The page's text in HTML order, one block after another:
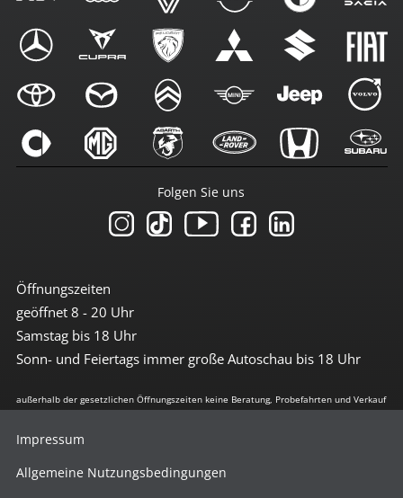
Öffnungszeiten
geöffnet 8 - 20 Uhr
Samstag bis 18 Uhr
Sonn- und Feiertags immer große Autoschau bis 18 Uhr
Folgen Sie uns
außerhalb der gesetzlichen Öffnungszeiten keine Beratung, Probefahrten und Verkauf
Impressum
Allgemeine Nutzungsbedingungen